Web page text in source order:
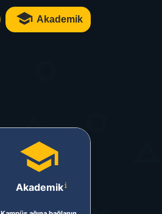
Akademik
Akademik